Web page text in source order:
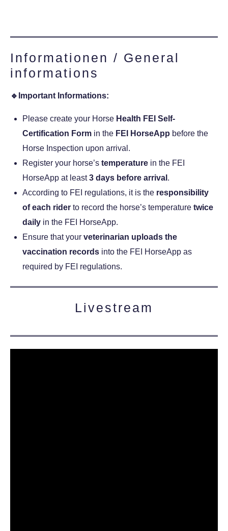
Informationen / General
informations
🔹Important Informations:
Please create your Horse Health FEI Self-
Certification Form in the FEI HorseApp before the
Horse Inspection upon arrival.
Register your horse’s temperature in the FEI
HorseApp at least3 days before arrival .
According to FEI regulations, it is the responsibility
of each rider to record the horse’s temperature twice
daily in the FEI HorseApp.
Ensure that your veterinarian uploads the
vaccination records into the FEI HorseApp as
required by FEI regulations.
Livestream